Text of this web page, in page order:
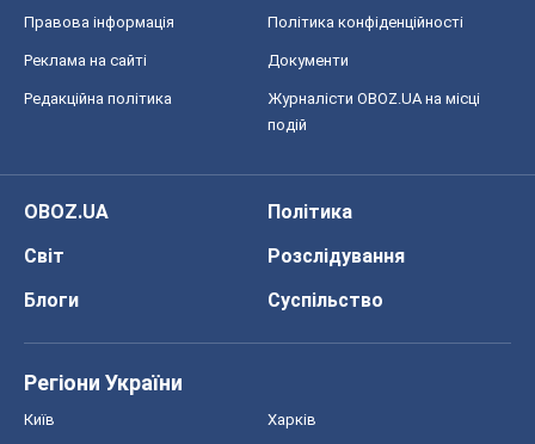
Правова інформація Політика конфіденційності
Реклама на сайті Документи
Редакційна політика
Журналісти OBOZ.UA на місці
подій
OBOZ.UA
Політика
Світ
Розслідування
Блоги
Суспільство
Регіони України
Київ Харків